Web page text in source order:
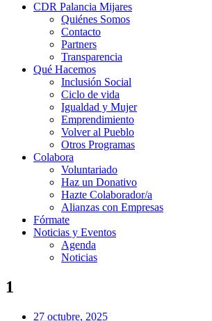
CDR Palancia Mijares
Quiénes Somos
Contacto
Partners
Transparencia
Qué Hacemos
Inclusión Social
Ciclo de vida
Igualdad y Mujer
Emprendimiento
Volver al Pueblo
Otros Programas
Colabora
Voluntariado
Haz un Donativo
Hazte Colaborador/a
Alianzas con Empresas
Fórmate
Noticias y Eventos
Agenda
Noticias
1
27 octubre, 2025